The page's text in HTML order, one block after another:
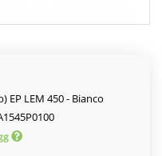
EP LEM 450 - Bianco